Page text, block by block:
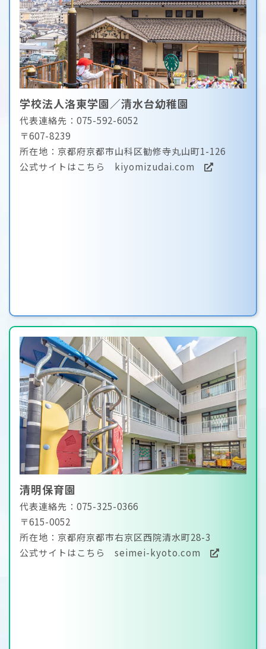
学校法人洛東学園／清水台幼稚園
代表連絡先：075-592-6052
〒607-8239
所在地：京都府京都市山科区勧修寺丸山町1-126
公式サイトはこちら kiyomizudai.com
清明保育園
代表連絡先：075-325-0366
〒615-0052
所在地：京都府京都市右京区西院清水町28-3
公式サイトはこちら seimei-kyoto.com